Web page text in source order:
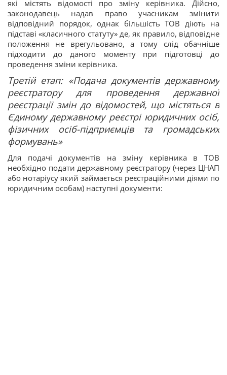
які містять відомості про зміну керівника. Дійсно,
законодавець надав право учасникам змінити
відповідний порядок, однак більшість ТОВ діють на
підставі «класичного статуту» де, як правило, відповідне
положення не врегульовано, а тому слід обачніше
підходити до даного моменту при підготовці до
проведення зміни керівника.
Третій етап: «Подача документів державному
реєстратору для проведення державної
реєстрації змін до відомостей, що містяться в
Єдиному державному реєстрі юридичних осіб,
фізичних осіб-підприємців та громадських
формувань»
Для подачі документів на зміну керівника в ТОВ
необхідно подати державному реєстратору (через ЦНАП
або нотаріусу який займається реєстраційними діями по
юридичним особам) наступні документи: